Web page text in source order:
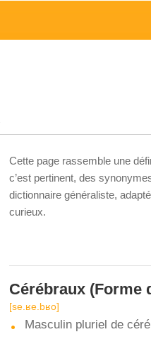
Cette page rassemble une
c’est pertinent, des
dictionnaire généraliste,
curieux.
Cérébraux (Forme
[se.ʁe.bʁo]
Masculin pluriel de